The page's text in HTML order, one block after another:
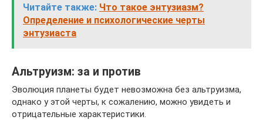
Читайте также: Что такое энтузиазм?
Определение и психологические черты
энтузиаста
Альтруизм: за и против
Эволюция планеты будет невозможна без альтруизма,
однако у этой черты, к сожалению, можно увидеть и
отрицательные характеристики.